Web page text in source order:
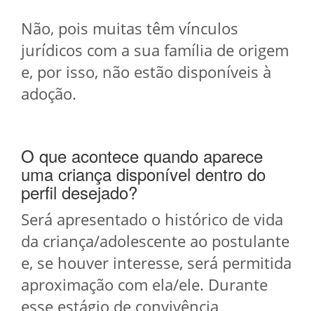
Não, pois muitas têm vínculos
jurídicos com a sua família de origem
e, por isso, não estão disponíveis à
adoção.
O que acontece quando aparece
uma criança disponível dentro do
perfil desejado?
Será apresentado o histórico de vida
da criança/adolescente ao postulante
e, se houver interesse, será permitida
aproximação com ela/ele. Durante
esse estágio de convivência